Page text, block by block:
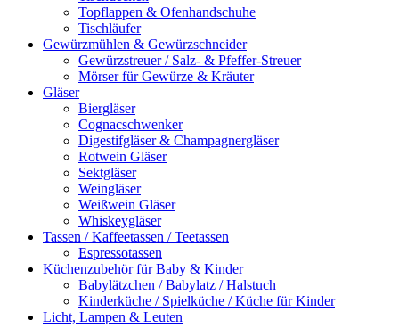
Topflappen & Ofenhandschuhe
Tischläufer
Gewürzmühlen & Gewürzschneider
Gewürzstreuer / Salz- & Pfeffer-Streuer
Mörser für Gewürze & Kräuter
Gläser
Biergläser
Cognacschwenker
Digestifgläser & Champagnergläser
Rotwein Gläser
Sektgläser
Weingläser
Weißwein Gläser
Whiskeygläser
Tassen / Kaffeetassen / Teetassen
Espressotassen
Küchenzubehör für Baby & Kinder
Babylätzchen / Babylatz / Halstuch
Kinderküche / Spielküche / Küche für Kinder
Licht, Lampen & Leuten